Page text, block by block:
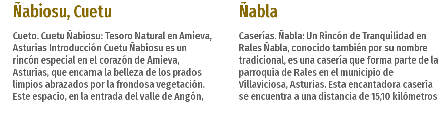
Ñabiosu, Cuetu
Cueto. Cuetu Ñabiosu: Tesoro Natural en Amieva,
Asturias Introducción Cuetu Ñabiosu es un
rincón especial en el corazón de Amieva,
Asturias, que encarna la belleza de los prados
limpios abrazados por la frondosa vegetación.
Este espacio, en la entrada del valle de Angón,
Ñabla
Caserías. Ñabla: Un Rincón de Tranquilidad en
Rales Ñabla, conocido también por su nombre
tradicional, es una casería que forma parte de la
parroquia de Rales en el municipio de
Villaviciosa, Asturias. Esta encantadora casería
se encuentra a una distancia de 15,10 kilómetros